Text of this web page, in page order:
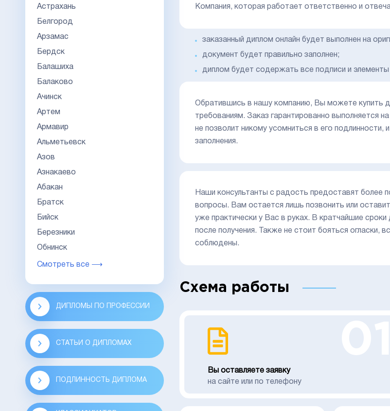
Астрахань
Белгород
Арзамас
Бердск
Балашиха
Балаково
Ачинск
Артем
Армавир
Альметьевск
Азов
Азнакаево
Абакан
Братск
Бийск
Березники
Обнинск
Смотреть все ⟶
ДИПЛОМЫ ПО ПРОФЕССИИ
СТАТЬИ О ДИПЛОМАХ
ПОДЛИННОСТЬ ДИПЛОМА
Компания, которая работает ответственно и
заказанный диплом онлайн будет выполнен на
документ будет правильно заполнен;
диплом будет содержать все подписи и
Обратившись в нашу компанию, Вы можете купить
требованиям. Заказ гарантированно выполняется
не позволит никому усомниться в его
заполнения.
Наши консультанты с радость предоставят более
вопросы. Вам остается лишь позвонить или
уже практически у Вас в руках. В кратчайшие
после получения. Также не стоит бояться огласки,
соблюдены.
Схема работы
Вы оставляете заявку
на сайте или по телефону